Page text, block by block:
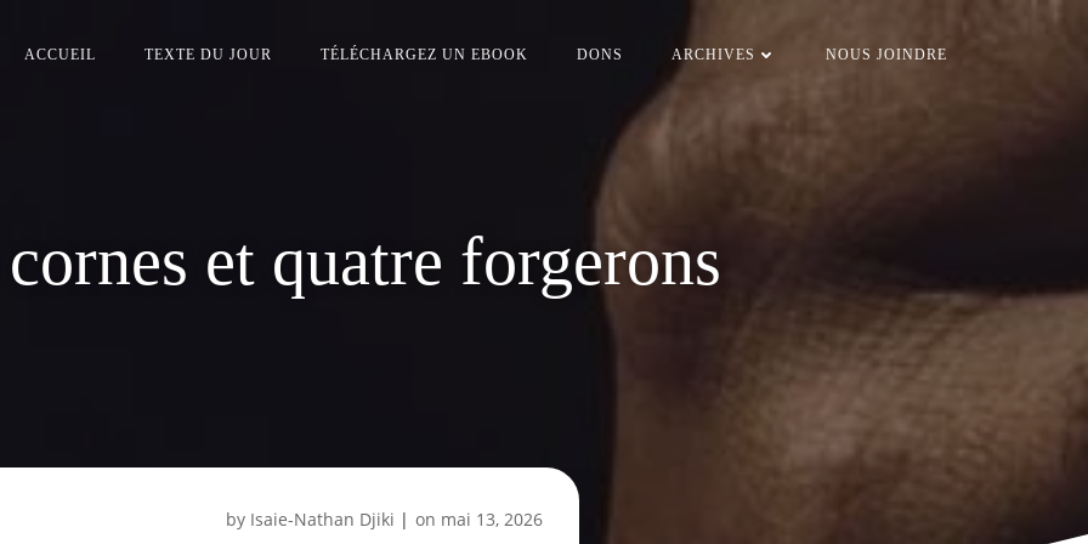
ACCUEIL TEXTE DU JOUR TÉLÉCHARGEZ UN EBOOK DONS ARCHIVES NOUS JOINDRE
et quatre forgerons
by Isaie-Nathan Djiki | on mai 13, 2026